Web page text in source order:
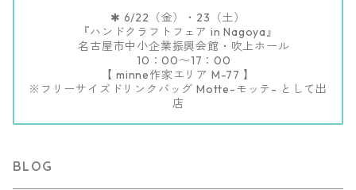
✱ 6/22（金）・23（土）
『ハンドクラフトフェア in Nagoya』
名古屋市中小企業振興会館・吹上ホール
10：00〜17：00
【 minne作家エリア M-77 】
※フリーサイズドリンクバッグ Motte-モッテ- として出
店
BLOG